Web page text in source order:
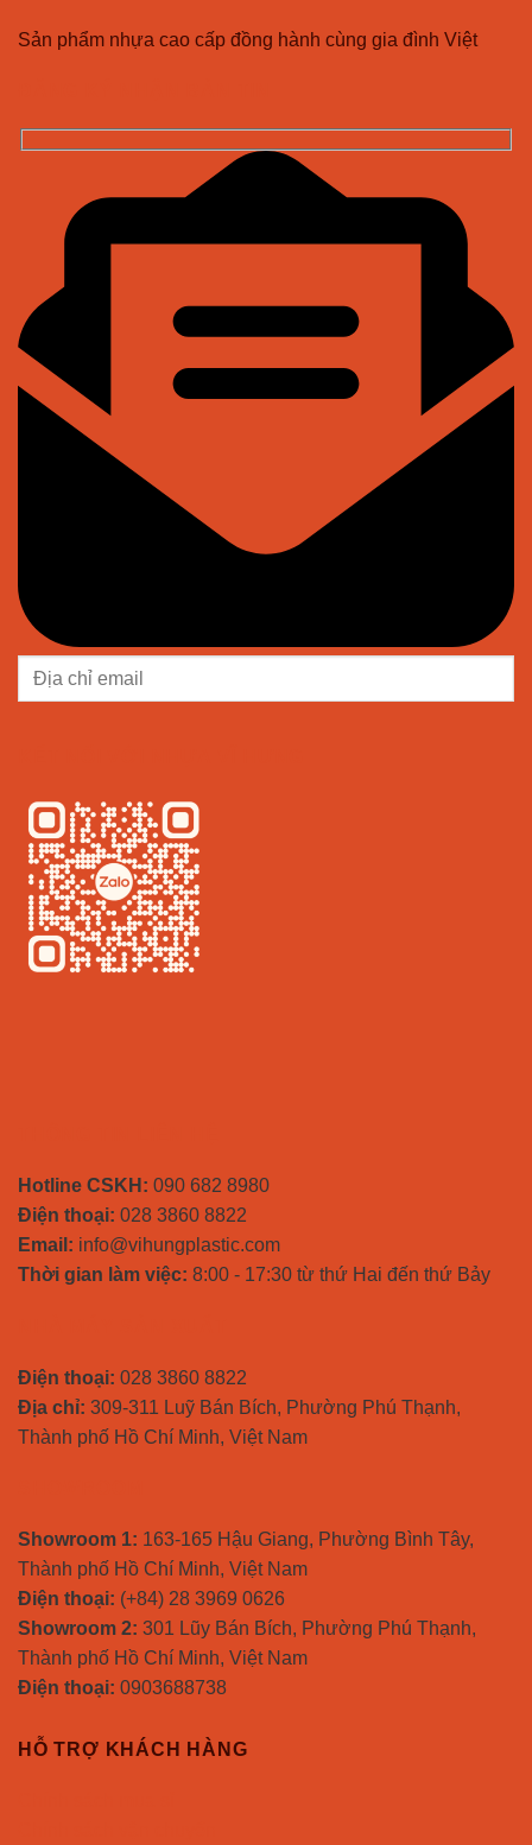
Sản phẩm nhựa cao cấp đồng hành cùng gia đình Việt
Hotline CSKH: 090 682 8980
Điện thoại: 028 3860 8822
Email: info@vihungplastic.com
Thời gian làm việc: 8:00 - 17:30 từ thứ Hai đến thứ Bảy
Điện thoại: 028 3860 8822
Địa chỉ: 309-311 Luỹ Bán Bích, Phường Phú Thạnh,
Thành phố Hồ Chí Minh, Việt Nam
Showroom 1: 163-165 Hậu Giang, Phường Bình Tây,
Thành phố Hồ Chí Minh, Việt Nam
Điện thoại: (+84) 28 3969 0626
Showroom 2: 301 Lũy Bán Bích, Phường Phú Thạnh,
Thành phố Hồ Chí Minh, Việt Nam
Điện thoại: 0903688738
HỖ TRỢ KHÁCH HÀNG